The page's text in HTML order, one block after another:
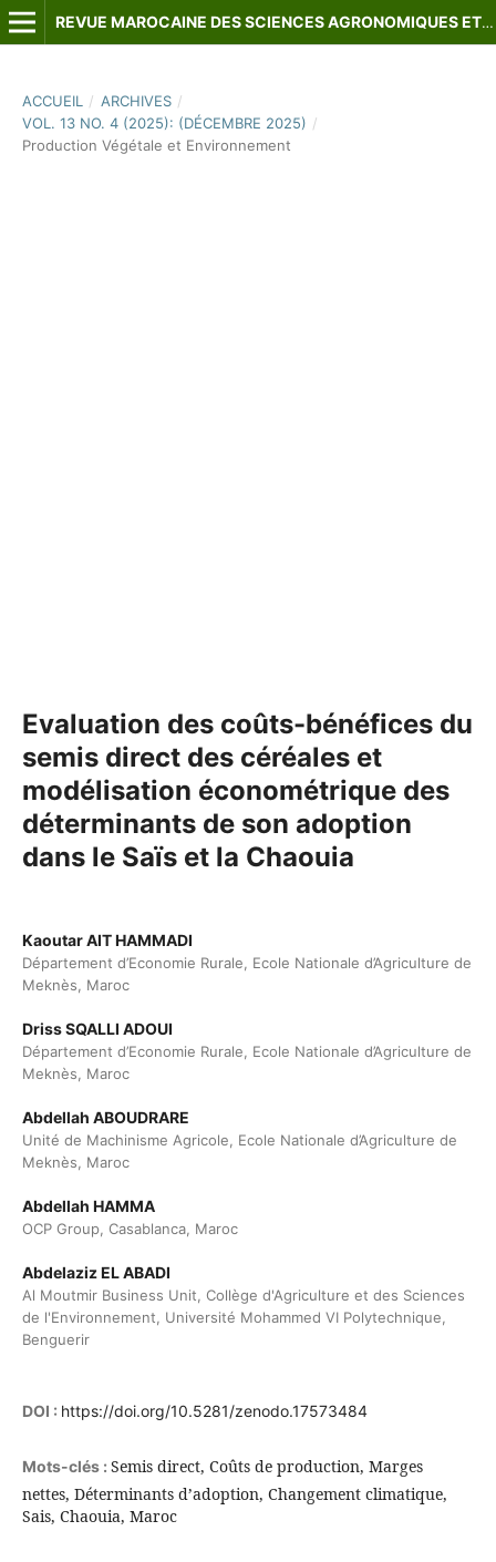
REVUE MAROCAINE DES SCIENCES AGRONOMIQUES ET VÉTÉRINAIRES
ACCUEIL / ARCHIVES /
VOL. 13 NO. 4 (2025): (DÉCEMBRE 2025) /
Production Végétale et Environnement
Evaluation des coûts-bénéfices du
semis direct des céréales et
modélisation économétrique des
déterminants de son adoption
dans le Saïs et la Chaouia
Kaoutar AIT HAMMADI
Département d’Economie Rurale, Ecole Nationale d’Agriculture de
Meknès, Maroc
Driss SQALLI ADOUI
Département d’Economie Rurale, Ecole Nationale d’Agriculture de
Meknès, Maroc
Abdellah ABOUDRARE
Unité de Machinisme Agricole, Ecole Nationale d’Agriculture de
Meknès, Maroc
Abdellah HAMMA
OCP Group, Casablanca, Maroc
Abdelaziz EL ABADI
Al Moutmir Business Unit, Collège d'Agriculture et des Sciences
de l'Environnement, Université Mohammed VI Polytechnique,
Benguerir
DOI : https://doi.org/10.5281/zenodo.17573484
Mots-clés : Semis direct, Coûts de production, Marges
nettes, Déterminants d’adoption, Changement climatique,
Sais, Chaouia, Maroc